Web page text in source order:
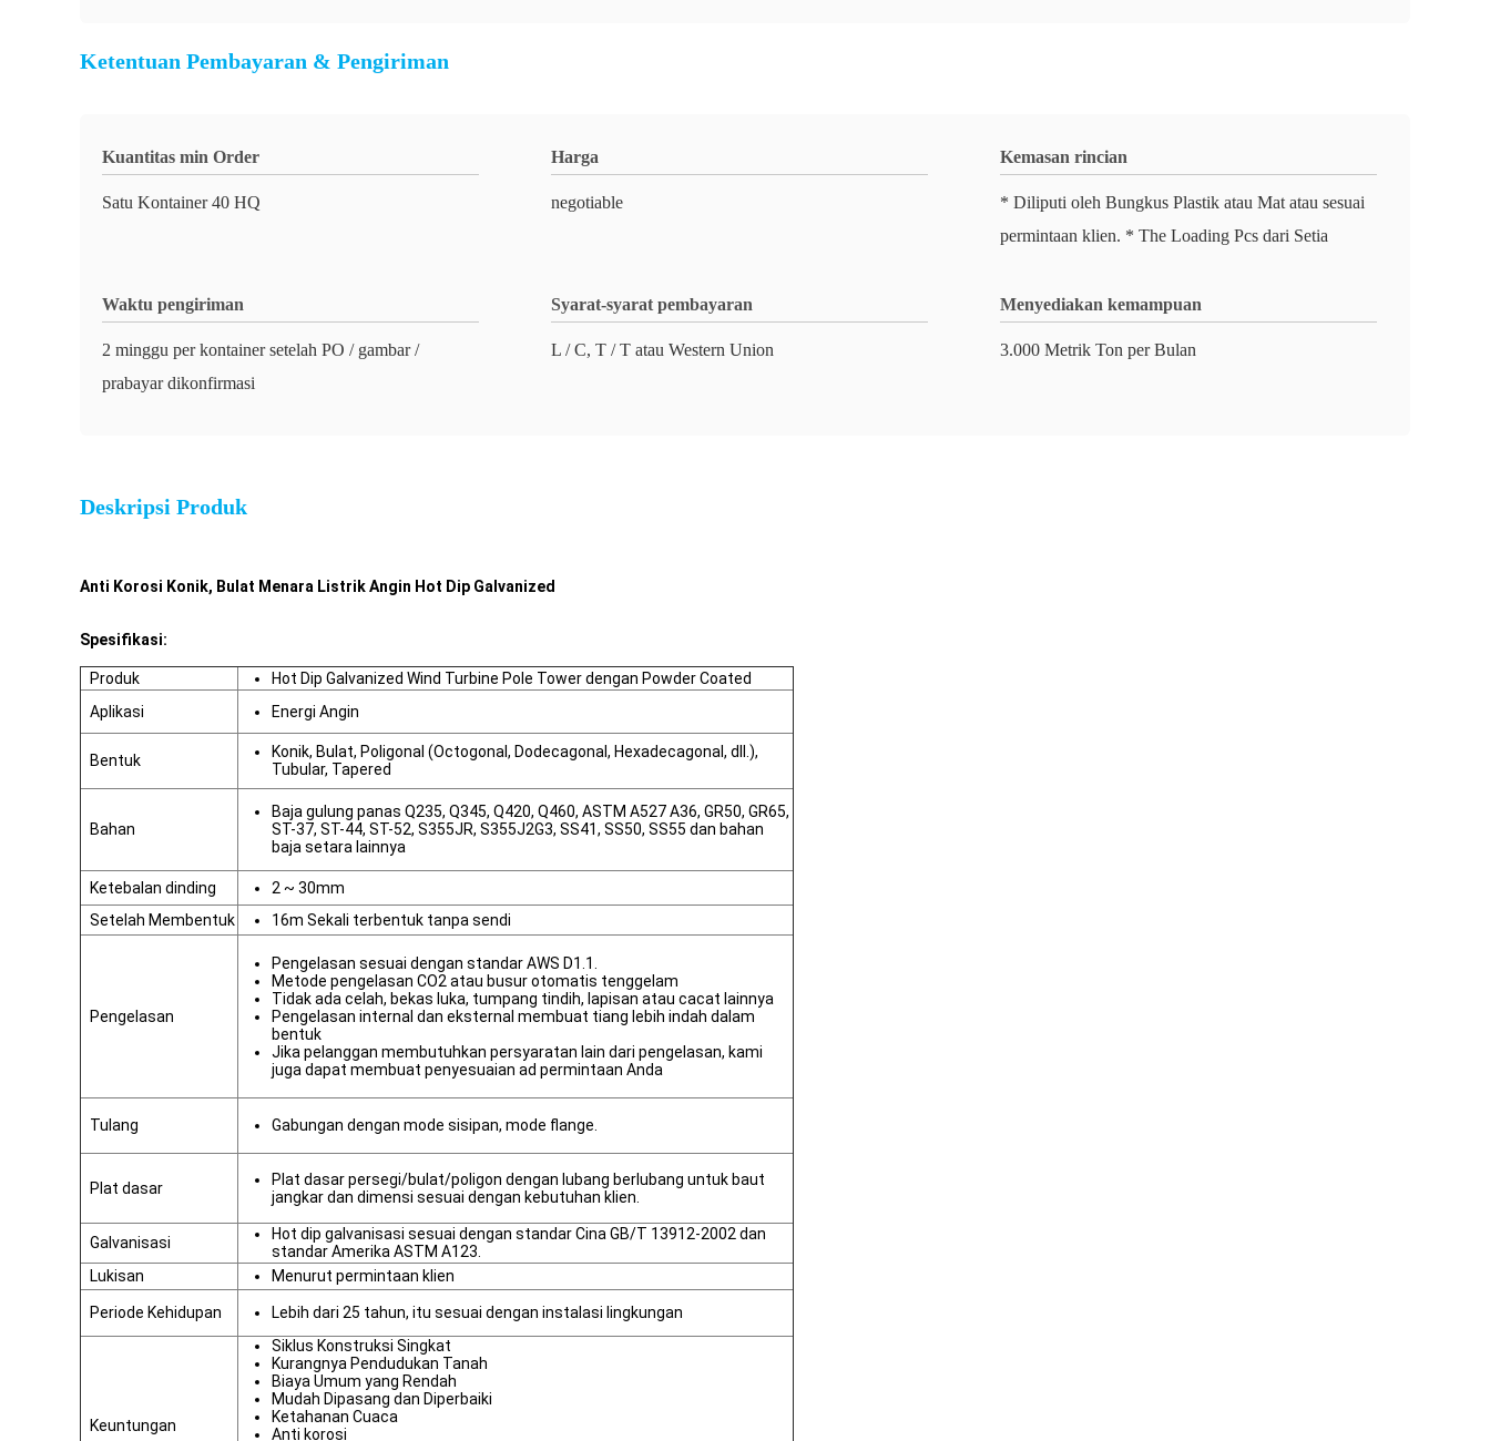
Ketentuan Pembayaran & Pengiriman
Kuantitas min Order
Satu Kontainer 40 HQ
Harga
negotiable
Kemasan rincian
* Diliputi oleh Bungkus Plastik atau Mat atau sesuai
permintaan klien. * The Loading Pcs dari Setia
Waktu pengiriman
2 minggu per kontainer setelah PO / gambar /
prabayar dikonfirmasi
Syarat-syarat pembayaran
L / C, T / T atau Western Union
Menyediakan kemampuan
3.000 Metrik Ton per Bulan
Deskripsi Produk
Anti Korosi Konik, Bulat Menara Listrik Angin Hot Dip Galvanized
Spesifikasi:
Produk
Hot Dip Galvanized Wind Turbine Pole Tower dengan Powder Coated
Aplikasi
Energi Angin
Bentuk
Konik, Bulat, Poligonal (Octogonal, Dodecagonal, Hexadecagonal, dll.),
Tubular, Tapered
Bahan
Baja gulung panas Q235, Q345, Q420, Q460, ASTM A527 A36, GR50, GR65,
ST-37, ST-44, ST-52, S355JR, S355J2G3, SS41, SS50, SS55 dan bahan
baja setara lainnya
Ketebalan dinding
2 ~ 30mm
Setelah Membentuk
16m Sekali terbentuk tanpa sendi
Pengelasan
Pengelasan sesuai dengan standar AWS D1.1.
Metode pengelasan CO2 atau busur otomatis tenggelam
Tidak ada celah, bekas luka, tumpang tindih, lapisan atau cacat lainnya
Pengelasan internal dan eksternal membuat tiang lebih indah dalam
bentuk
Jika pelanggan membutuhkan persyaratan lain dari pengelasan, kami
juga dapat membuat penyesuaian ad permintaan Anda
Tulang Gabungan dengan mode sisipan, mode flange.
Plat dasar
Plat dasar persegi/bulat/poligon dengan lubang berlubang untuk baut
jangkar dan dimensi sesuai dengan kebutuhan klien.
Galvanisasi
Hot dip galvanisasi sesuai dengan standar Cina GB/T 13912-2002 dan
standar Amerika ASTM A123.
Lukisan
Menurut permintaan klien
Periode Kehidupan Lebih dari 25 tahun, itu sesuai dengan instalasi lingkungan
Keuntungan
Siklus Konstruksi Singkat
Kurangnya Pendudukan Tanah
Biaya Umum yang Rendah
Mudah Dipasang dan Diperbaiki
Ketahanan Cuaca
Anti korosi